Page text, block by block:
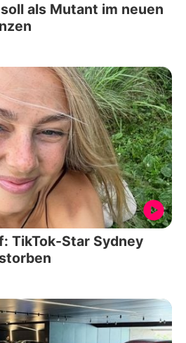
als Mutant im neuen
TikTok-Star Sydney